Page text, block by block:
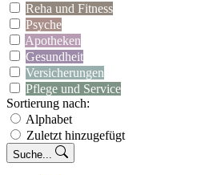
Reha und Fitness
Psyche
Apotheken
Gesundheit
Versicherungen
Pflege und Service
Sortierung nach:
Alphabet
Zuletzt hinzugefügt
Suche...